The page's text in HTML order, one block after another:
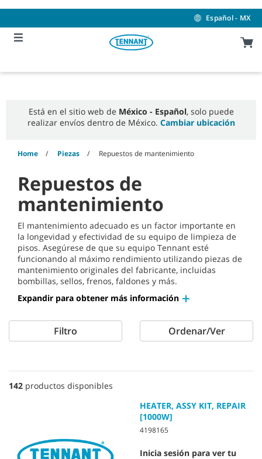
content
navigation
menu
Español - MX
Está en el sitio web de México - Español, solo puede
realizar envíos dentro de México. Cambiar ubicación
Home Piezas Repuestos de mantenimiento
Repuestos de
mantenimiento
El mantenimiento adecuado es un factor importante en
la longevidad y efectividad de su equipo de limpieza de
pisos. Asegúrese de que su equipo Tennant esté
funcionando al máximo rendimiento utilizando piezas de
mantenimiento originales del fabricante, incluidas
bombillas, sellos, frenos, faldones y más.
Expandir para obtener más información
Filtro Ordenar/Ver
142 productos disponibles
HEATER, ASSY KIT, REPAIR
[1000W]
4198165
Inicia sesión para ver tu